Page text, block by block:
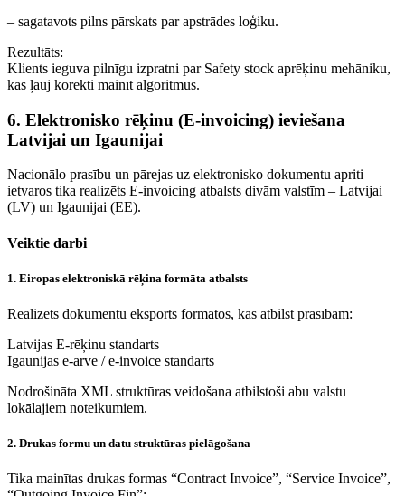
– sagatavots pilns pārskats par apstrādes loģiku.
Rezultāts:
Klients ieguva pilnīgu izpratni par Safety stock aprēķinu mehāniku,
kas ļauj korekti mainīt algoritmus.
6. Elektronisko rēķinu (E-invoicing) ieviešana
Latvijai un Igaunijai
Nacionālo prasību un pārejas uz elektronisko dokumentu apriti
ietvaros tika realizēts E-invoicing atbalsts divām valstīm – Latvijai
(LV) un Igaunijai (EE).
Veiktie darbi
1. Eiropas elektroniskā rēķina formāta atbalsts
Realizēts dokumentu eksports formātos, kas atbilst prasībām:
Latvijas E-rēķinu standarts
Igaunijas e-arve / e-invoice standarts
Nodrošināta XML struktūras veidošana atbilstoši abu valstu
lokālajiem noteikumiem.
2. Drukas formu un datu struktūras pielāgošana
Tika mainītas drukas formas “Contract Invoice”, “Service Invoice”,